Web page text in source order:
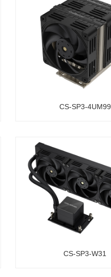
CS-SP3-4UM99
CS-SP3-W31